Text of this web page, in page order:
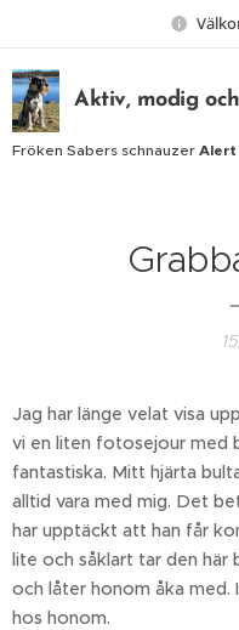
Aktiv, modig
Fröken Sabers schnauzer Alert
Jag har länge velat visa
vi en liten fotosejour med
fantastiska. Mitt hjärta
alltid vara med mig. Det
har upptäckt att han får
lite och såklart tar den här
och låter honom åka med.
hos honom.